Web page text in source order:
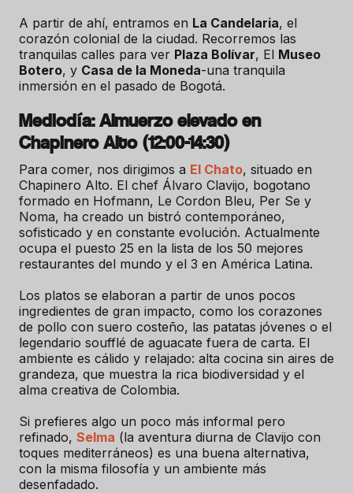
A partir de ahí, entramos en La Candelaria, el
corazón colonial de la ciudad. Recorremos las
tranquilas calles para ver Plaza Bolívar, El Museo
Botero, y Casa de la Moneda-una tranquila
inmersión en el pasado de Bogotá.
Mediodía: Almuerzo elevado en
Chapinero Alto (12:00-14:30)
Para comer, nos dirigimos a El Chato, situado en
Chapinero Alto. El chef Álvaro Clavijo, bogotano
formado en Hofmann, Le Cordon Bleu, Per Se y
Noma, ha creado un bistró contemporáneo,
sofisticado y en constante evolución. Actualmente
ocupa el puesto 25 en la lista de los 50 mejores
restaurantes del mundo y el 3 en América Latina.
Los platos se elaboran a partir de unos pocos
ingredientes de gran impacto, como los corazones
de pollo con suero costeño, las patatas jóvenes o el
legendario soufflé de aguacate fuera de carta. El
ambiente es cálido y relajado: alta cocina sin aires de
grandeza, que muestra la rica biodiversidad y el
alma creativa de Colombia.
Si prefieres algo un poco más informal pero
refinado, Selma (la aventura diurna de Clavijo con
toques mediterráneos) es una buena alternativa,
con la misma filosofía y un ambiente más
desenfadado.